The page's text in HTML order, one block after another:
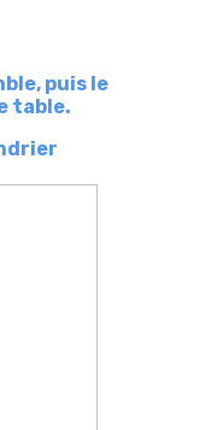
puis le
table.